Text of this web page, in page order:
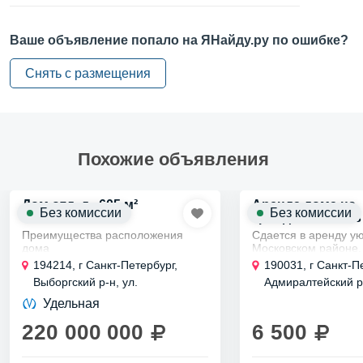
О квартире
Ваше объявление попало на ЯНайду.ру по ошибке?
Снять с размещения
Похожие объявления
Дом отд. д., 605 м²
Преимущества расположения
дома
Преимущества расположения
дома:
Близость к парку "Сосновка"
для прогулок и отдыха.
Удобный доступ к метро
"Проспект...
194214, г Санкт-Петербург,
Выборгский р-н, ул.
Арктическая, д 7 к 2 литера Б
Удельная
220 000 000
Без комиссии
Аренда дома на
Гражданской, 5
Петербурге
Сдается в аренду
Московском районе.
Закрытая
и метро рядом.
В окрестностях
190031, г Санкт-
Адмиралтейский
6 500
Без комиссии